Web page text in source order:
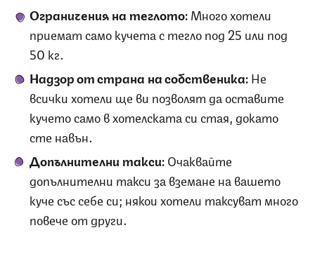
Ограничения на теглото:Много хотели
приемат само кучета с тегло под 25 или под
50 кг.
Надзор от страна на собственика:Не
всички хотели ще ви позволят да оставите
кучето само в хотелската си стая, докато
сте навън.
Допълнителни такси:Очаквайте
допълнителни такси за вземане на вашето
куче със себе си; някои хотели таксуват много
повече от други.